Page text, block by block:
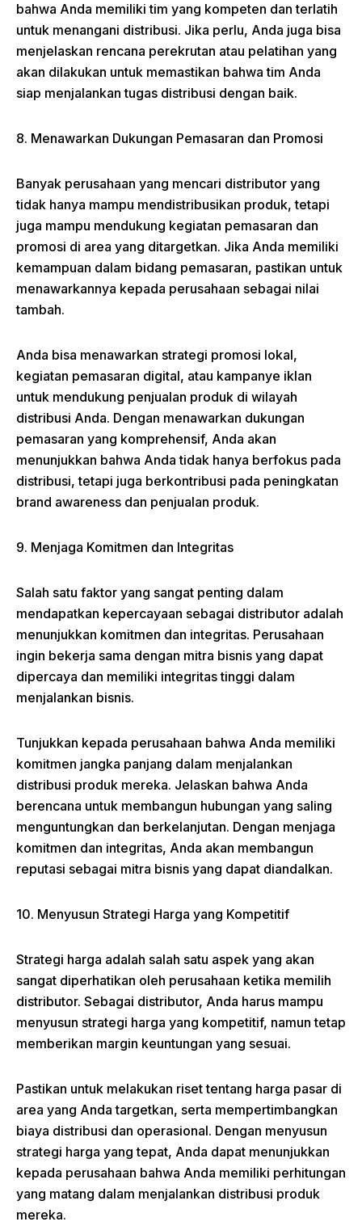
bahwa Anda memiliki tim yang kompeten dan terlatih
untuk menangani distribusi. Jika perlu, Anda juga bisa
menjelaskan rencana perekrutan atau pelatihan yang
akan dilakukan untuk memastikan bahwa tim Anda
siap menjalankan tugas distribusi dengan baik.
8. Menawarkan Dukungan Pemasaran dan Promosi
Banyak perusahaan yang mencari distributor yang
tidak hanya mampu mendistribusikan produk, tetapi
juga mampu mendukung kegiatan pemasaran dan
promosi di area yang ditargetkan. Jika Anda memiliki
kemampuan dalam bidang pemasaran, pastikan untuk
menawarkannya kepada perusahaan sebagai nilai
tambah.
Anda bisa menawarkan strategi promosi lokal,
kegiatan pemasaran digital, atau kampanye iklan
untuk mendukung penjualan produk di wilayah
distribusi Anda. Dengan menawarkan dukungan
pemasaran yang komprehensif, Anda akan
menunjukkan bahwa Anda tidak hanya berfokus pada
distribusi, tetapi juga berkontribusi pada peningkatan
brand awareness dan penjualan produk.
9. Menjaga Komitmen dan Integritas
Salah satu faktor yang sangat penting dalam
mendapatkan kepercayaan sebagai distributor adalah
menunjukkan komitmen dan integritas. Perusahaan
ingin bekerja sama dengan mitra bisnis yang dapat
dipercaya dan memiliki integritas tinggi dalam
menjalankan bisnis.
Tunjukkan kepada perusahaan bahwa Anda memiliki
komitmen jangka panjang dalam menjalankan
distribusi produk mereka. Jelaskan bahwa Anda
berencana untuk membangun hubungan yang saling
menguntungkan dan berkelanjutan. Dengan menjaga
komitmen dan integritas, Anda akan membangun
reputasi sebagai mitra bisnis yang dapat diandalkan.
10. Menyusun Strategi Harga yang Kompetitif
Strategi harga adalah salah satu aspek yang akan
sangat diperhatikan oleh perusahaan ketika memilih
distributor. Sebagai distributor, Anda harus mampu
menyusun strategi harga yang kompetitif, namun tetap
memberikan margin keuntungan yang sesuai.
Pastikan untuk melakukan riset tentang harga pasar di
area yang Anda targetkan, serta mempertimbangkan
biaya distribusi dan operasional. Dengan menyusun
strategi harga yang tepat, Anda dapat menunjukkan
kepada perusahaan bahwa Anda memiliki perhitungan
yang matang dalam menjalankan distribusi produk
mereka.